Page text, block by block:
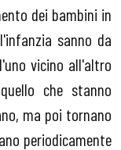
dei bambini in
sanno da
vicino all'altro
che stanno
ma poi tornano
periodicamente